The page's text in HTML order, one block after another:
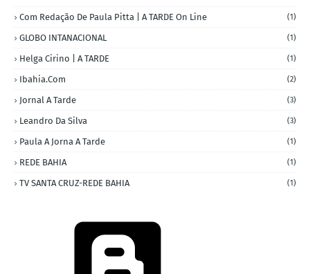
Com Redação De Paula Pitta | A TARDE On Line (1)
GLOBO INTANACIONAL (1)
Helga Cirino | A TARDE (1)
Ibahia.com (2)
Jornal A Tarde (3)
Leandro Da Silva (3)
Paula A Jorna A Tarde (1)
REDE BAHIA (1)
TV SANTA CRUZ-REDE BAHIA (1)